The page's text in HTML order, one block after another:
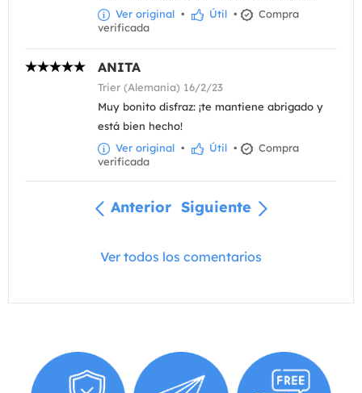
Ver original • Útil •
Compra
verificada
ANITA
Trier (Alemania) 16/2/23
Muy bonito disfraz: ¡te mantiene abrigado y
está bien hecho!
Ver original • Útil •
Compra
verificada
Anterior Siguiente
Ver todos los comentarios